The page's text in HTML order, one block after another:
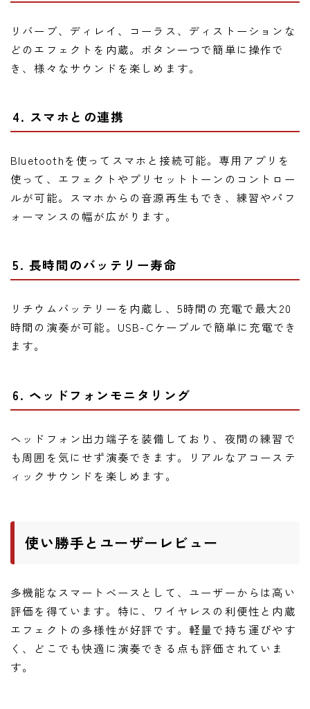
リバーブ、ディレイ、コーラス、ディストーションな
どのエフェクトを内蔵。ボタン一つで簡単に操作で
き、様々なサウンドを楽しめます。
4. スマホとの連携
Bluetoothを使ってスマホと接続可能。専用アプリを
使って、エフェクトやプリセットトーンのコントロー
ルが可能。スマホからの音源再生もでき、練習やパフ
ォーマンスの幅が広がります。
5. 長時間のバッテリー寿命
リチウムバッテリーを内蔵し、5時間の充電で最大20
時間の演奏が可能。USB-Cケーブルで簡単に充電でき
ます。
6. ヘッドフォンモニタリング
ヘッドフォン出力端子を装備しており、夜間の練習で
も周囲を気にせず演奏できます。リアルなアコーステ
ィックサウンドを楽しめます。
使い勝手とユーザーレビュー
多機能なスマートベースとして、ユーザーからは高い
評価を得ています。特に、ワイヤレスの利便性と内蔵
エフェクトの多様性が好評です。軽量で持ち運びやす
く、どこでも快適に演奏できる点も評価されていま
す。